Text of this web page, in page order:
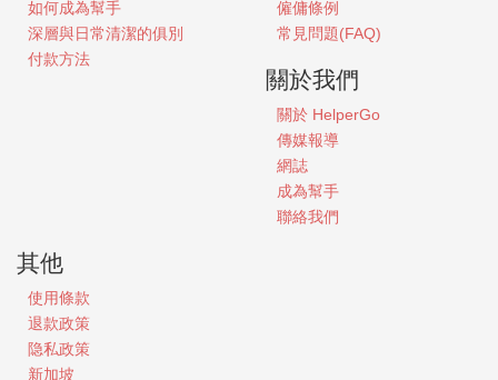
如何成為幫手
深層與日常清潔的俱別
付款方法
僱傭條例
常見問題(FAQ)
關於我們
關於 HelperGo
傳媒報導
網誌
成為幫手
聯絡我們
其他
使用條款
退款政策
隐私政策
新加坡